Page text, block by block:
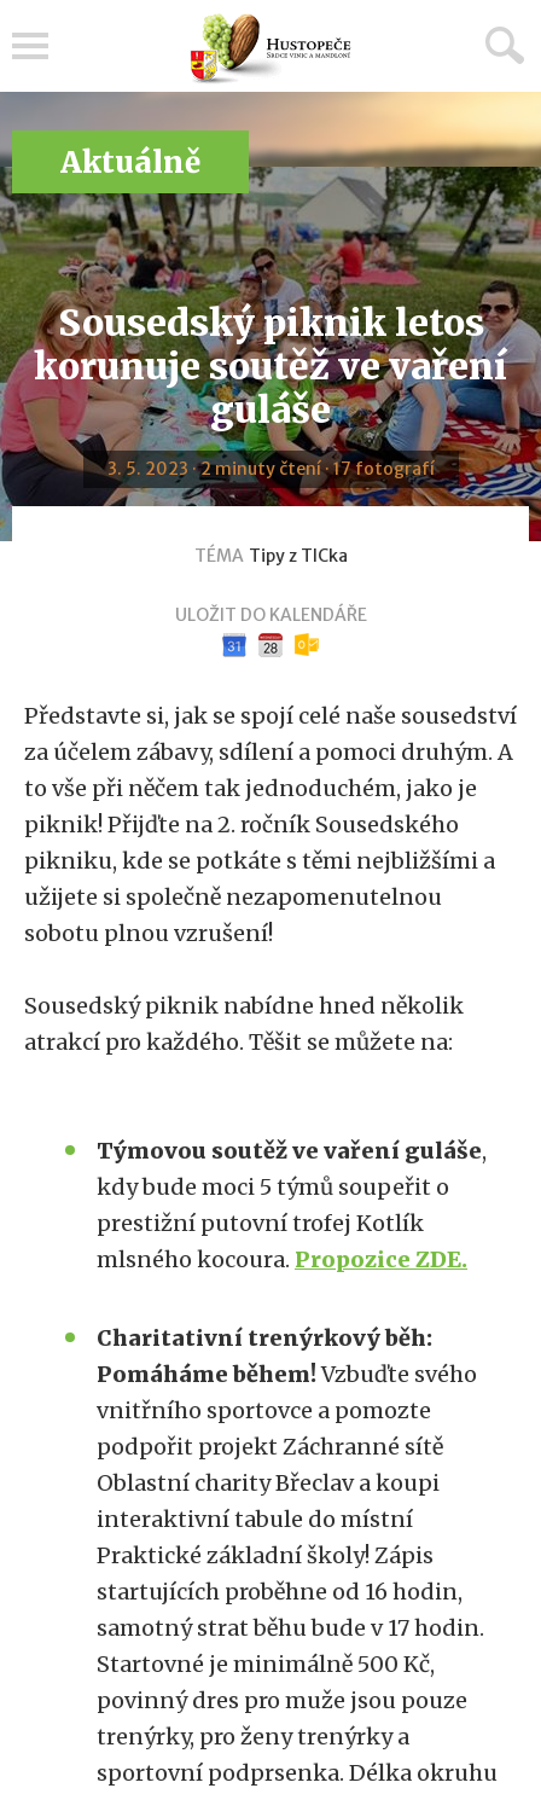
Aktuálně
Sousedský piknik letos
korunuje soutěž ve vaření
guláše
3. 5. 2023 · 2 minuty čtení · 17 fotografí
TÉMA Tipy z TICka
ULOŽIT DO KALENDÁŘE
Google kalendář
iCal kalendář
Představte si, jak se spojí celé naše sousedství
za účelem zábavy, sdílení a pomoci druhým. A
to vše při něčem tak jednoduchém, jako je
piknik! Přijďte na 2. ročník Sousedského
pikniku, kde se potkáte s těmi nejbližšími a
užijete si společně nezapomenutelnou
sobotu plnou vzrušení!
Sousedský piknik nabídne hned několik
atrakcí pro každého. Těšit se můžete na:
Týmovou soutěž ve vaření guláše,
kdy bude moci 5 týmů soupeřit o
prestižní putovní trofej Kotlík
mlsného kocoura. Propozice ZDE.
Charitativní trenýrkový běh:
Pomáháme během!Vzbuďte svého
vnitřního sportovce a pomozte
podpořit projekt Záchranné sítě
Oblastní charity Břeclav a koupi
interaktivní tabule do místní
Praktické základní školy! Zápis
startujících proběhne od 16 hodin,
samotný strat běhu bude v 17 hodin.
Startovné je minimálně 500 Kč,
povinný dres pro muže jsou pouze
trenýrky, pro ženy trenýrky a
sportovní podprsenka. Délka okruhu